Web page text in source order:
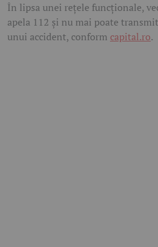
În lipsa unei rețele funcționale,
apela 112 și nu mai poate
unui accident, conform capital.ro.